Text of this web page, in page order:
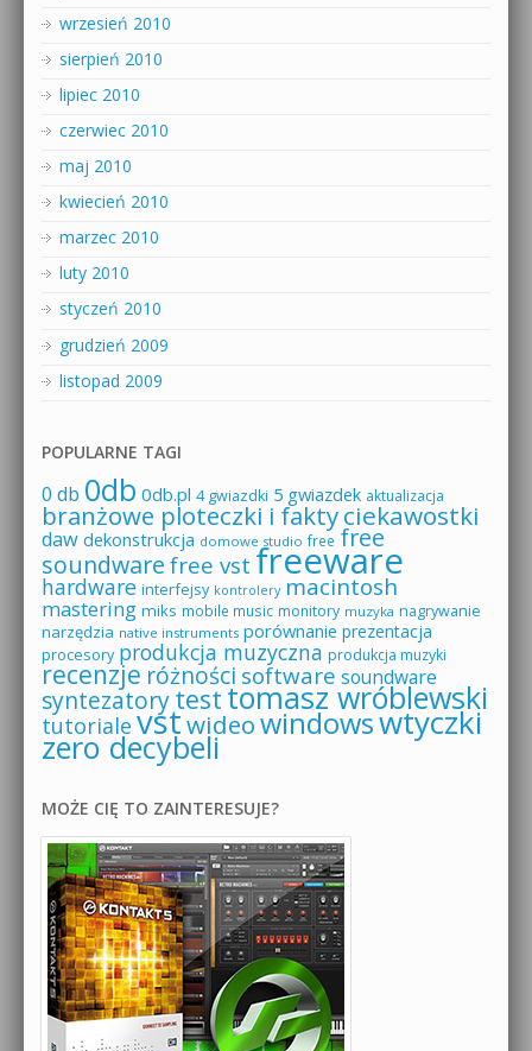
wrzesień 2010
sierpień 2010
lipiec 2010
czerwiec 2010
maj 2010
kwiecień 2010
marzec 2010
luty 2010
styczeń 2010
grudzień 2009
listopad 2009
POPULARNE TAGI
0 db 0db 0db.pl 4 gwiazdki 5 gwiazdek aktualizacja
branżowe ploteczki i faktyciekawostki
daw dekonstrukcja domowe studio free free
soundware free vst freeware
hardware interfejsy kontrolery macintosh
mastering miks mobile music monitory muzyka nagrywanie
narzędzia native instruments porównanie prezentacja
procesory produkcja muzyczna produkcja muzyki
recenzje różności software soundware
syntezatorytesttomasz wróblewski
tutoriale vstwideowindowswtyczki
zero decybeli
MOŻE CIĘ TO ZAINTERESUJE?